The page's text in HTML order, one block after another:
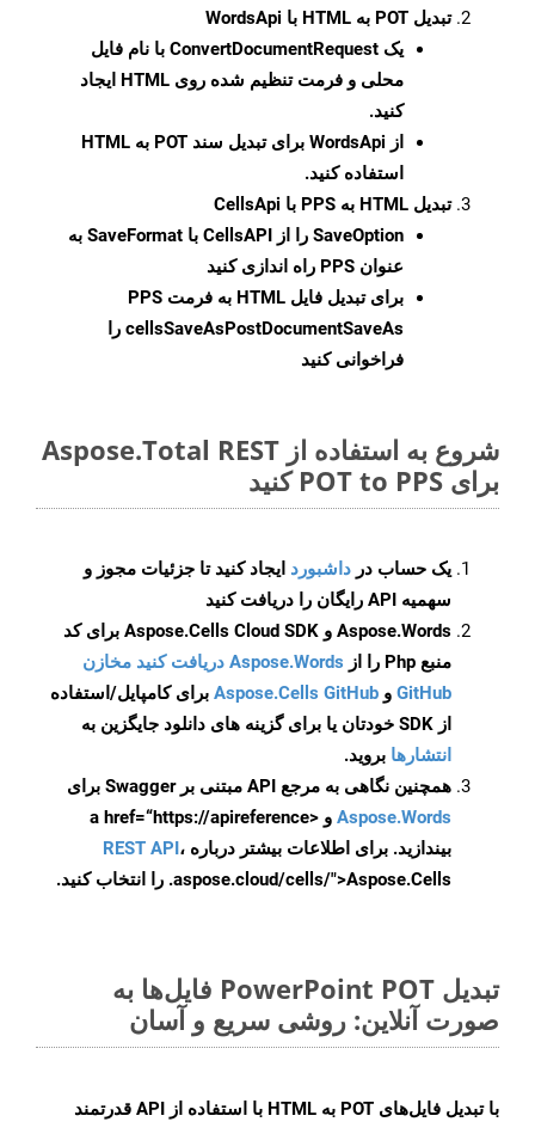
تبدیل POT به HTML با WordsApi
یک ConvertDocumentRequest با نام فایل
محلی و فرمت تنظیم شده روی HTML ایجاد
کنید.
از WordsApi برای تبدیل سند POT به HTML
استفاده کنید.
تبدیل HTML به PPS با CellsApi
SaveOption
را از CellsAPI با SaveFormat به
عنوان PPS راه اندازی کنید
برای تبدیل فایل HTML به فرمت
PPS
cellsSaveAsPostDocumentSaveAs را
فراخوانی کنید
شروع به استفاده از Aspose.Total REST
برای POT to PPS کنید
یک حساب در داشبورد ایجاد کنید تا جزئیات مجوز و
سهمیه API رایگان را دریافت کنید
Aspose.Words و Aspose.Cells Cloud SDK برای کد
منبع Php را از
Aspose.Words دریافت کنید مخازن
GitHub و Aspose.Cells GitHub برای کامپایل/استفاده
از SDK خودتان یا برای گزینه های دانلود جایگزین به
انتشارها بروید.
همچنین نگاهی به مرجع API مبتنی بر Swagger برای
Aspose.Words
و <a href=“https://apireference
بیندازید. برای اطلاعات بیشتر درباره REST API،
.aspose.cloud/cells/">Aspose.Cells را انتخاب کنید.
تبدیل PowerPoint POT فایل‌ها به
صورت آنلاین: روشی سریع و آسان
با تبدیل فایل‌های POT به HTML با استفاده از API قدرتمند